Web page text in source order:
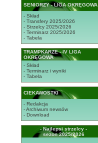
SENIORZY - LIGA OKRĘGOWA
- Skład
- Transfery 2025/2026
- Strzelcy 2025/2026
- Terminarz 2025/2026
- Tabela
TRAMPKARZE - IV LIGA
OKRĘGOWA
- Skład
- Terminarz i wyniki
- Tabela
CIEKAWOSTKI
- Redakcja
- Archiwum newsów
- Download
- Najlepsi strzelcy -
sezon 2025/2026